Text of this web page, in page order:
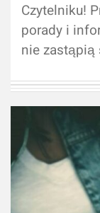
Czytelniku!
porady i
nie
informacji